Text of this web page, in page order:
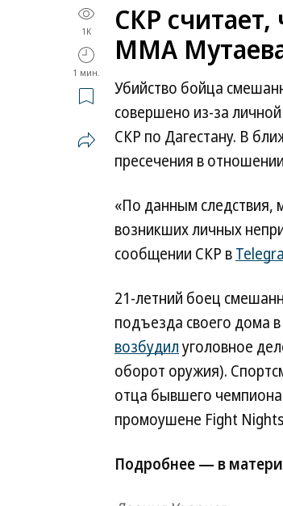
1K
1 мин.
СКР
MMA
Убийство бойца
совершено из-за
СКР по Дагестану. В
пресечения в
«По данным следствия,
возникших личных
сообщении СКР в
21-летний боец
подъезда своего дома
возбудилуголовное
оборот оружия).
отца бывшего
промоушене Fight
Подробнее — в